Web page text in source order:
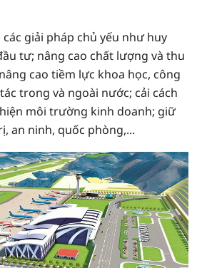
giải pháp chủ yếu như huy
tư; nâng cao chất lượng và thu
cao tiềm lực khoa học, công
trong và ngoài nước; cải cách
môi trường kinh doanh; giữ
an ninh, quốc phòng,...